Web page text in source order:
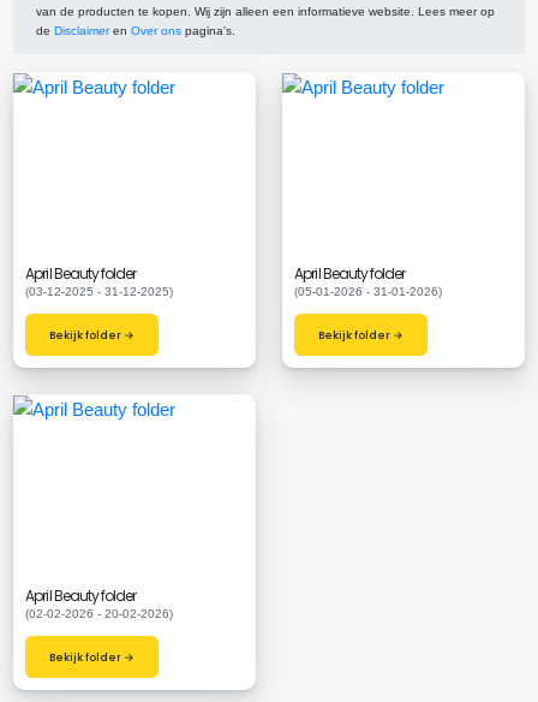
van de producten te kopen. Wij zijn alleen een informatieve website. Lees meer op
de Disclaimeren Over ons pagina's.
April Beauty folder
(03-12-2025 - 31-12-2025)
Bekijk folder →
April Beauty folder
(05-01-2026 - 31-01-2026)
Bekijk folder →
April Beauty folder
(02-02-2026 - 20-02-2026)
Bekijk folder →